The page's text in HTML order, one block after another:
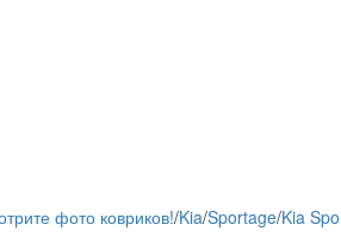
фото ковриков!/Kia/Sportage/Kia